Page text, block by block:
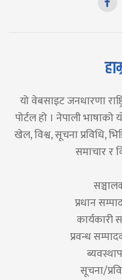
यो वेबसाइट जनधारणा
पोर्टल हो । नेपाली भाषाको
खेल, विश्व, सूचना प्रविधि,
समाचार र
प्रधान
कार्यकारी
प्रवन्ध
सूचना/